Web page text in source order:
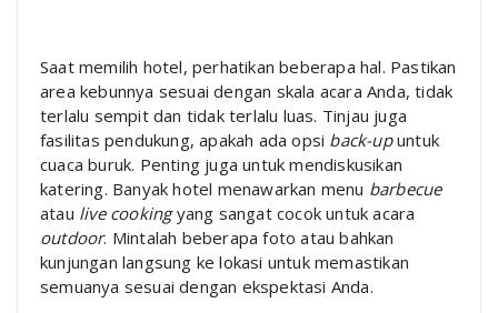
Saat memilih hotel, perhatikan beberapa hal. Pastikan
area kebunnya sesuai dengan skala acara Anda, tidak
terlalu sempit dan tidak terlalu luas. Tinjau juga
fasilitas pendukung, apakah ada opsi back-upuntuk
cuaca buruk. Penting juga untuk mendiskusikan
katering. Banyak hotel menawarkan menu barbecue
atau live cookingyang sangat cocok untuk acara
outdoor. Mintalah beberapa foto atau bahkan
kunjungan langsung ke lokasi untuk memastikan
semuanya sesuai dengan ekspektasi Anda.